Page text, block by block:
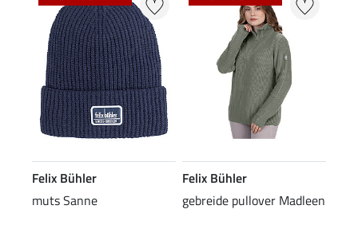
Felix Bühler
muts Sanne
Felix Bühler
gebreide pullover Madleen